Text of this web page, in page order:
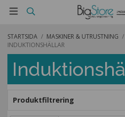
STARTSIDA / MASKINER & UTRUSTNING /
INDUKTIONSHÄLLAR
Produktfiltrering